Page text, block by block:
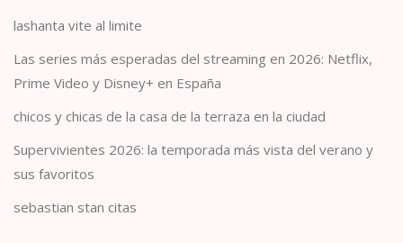
lashanta vite al limite
Las series más esperadas del streaming en 2026: Netflix,
Prime Video y Disney+ en España
chicos y chicas de la casa de la terraza en la ciudad
Supervivientes 2026: la temporada más vista del verano y
sus favoritos
sebastian stan citas